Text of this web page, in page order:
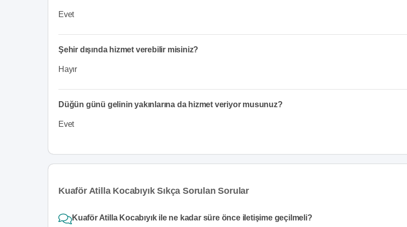
Evet
Şehir dışında hizmet verebilir misiniz?
Hayır
Düğün günü gelinin yakınlarına da hizmet veriyor musunuz?
Evet
Kuaför Atilla Kocabıyık Sıkça Sorulan Sorular
Kuaför Atilla Kocabıyık ile ne kadar süre önce iletişime geçilmeli?